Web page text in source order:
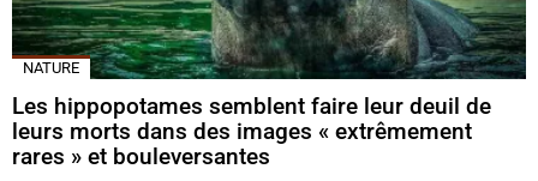
NATURE
Les hippopotames semblent faire leur deuil de
leurs morts dans des images « extrêmement
rares » et bouleversantes